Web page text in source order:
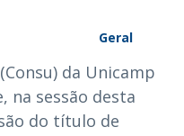
Geral
da Unicamp
na sessão desta
do título de